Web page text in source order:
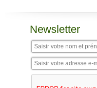
Newsletter